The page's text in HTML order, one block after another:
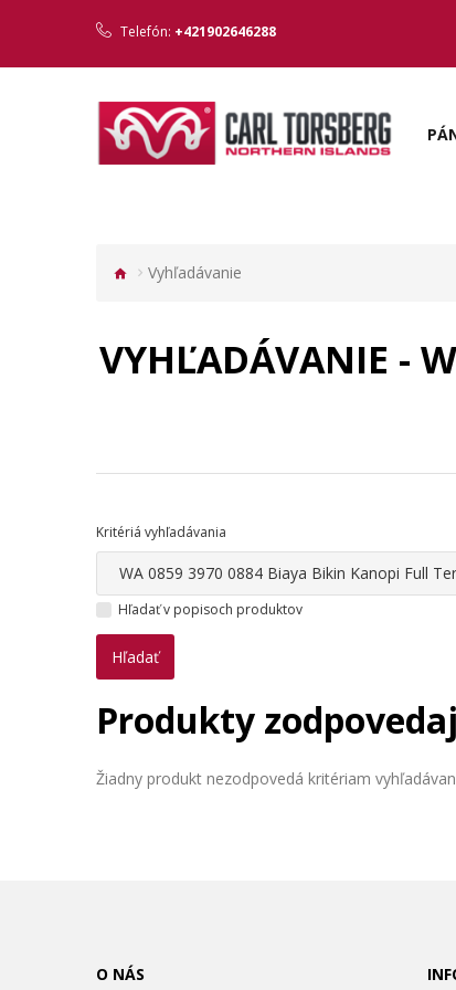
Telefón: +421902646288
Vyhľadávanie
VYHĽADÁVANIE -
Kritériá vyhľadávania
Hľadať v popisoch produktov
Produkty
Žiadny produkt nezodpovedá kritériam
O NÁS